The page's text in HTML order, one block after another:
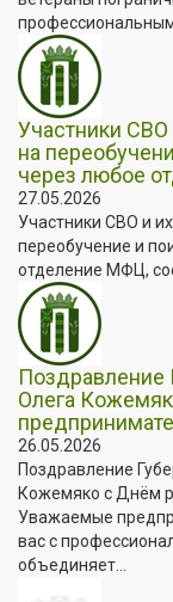
Участники СВО
на
через любое
27.05.2026
Участники СВО и
переобучение и
отделение МФЦ,
Поздравление
Олега
26.05.2026
Поздравление
Кожемяко с Днём
Уважаемые
вас с
объединяет...